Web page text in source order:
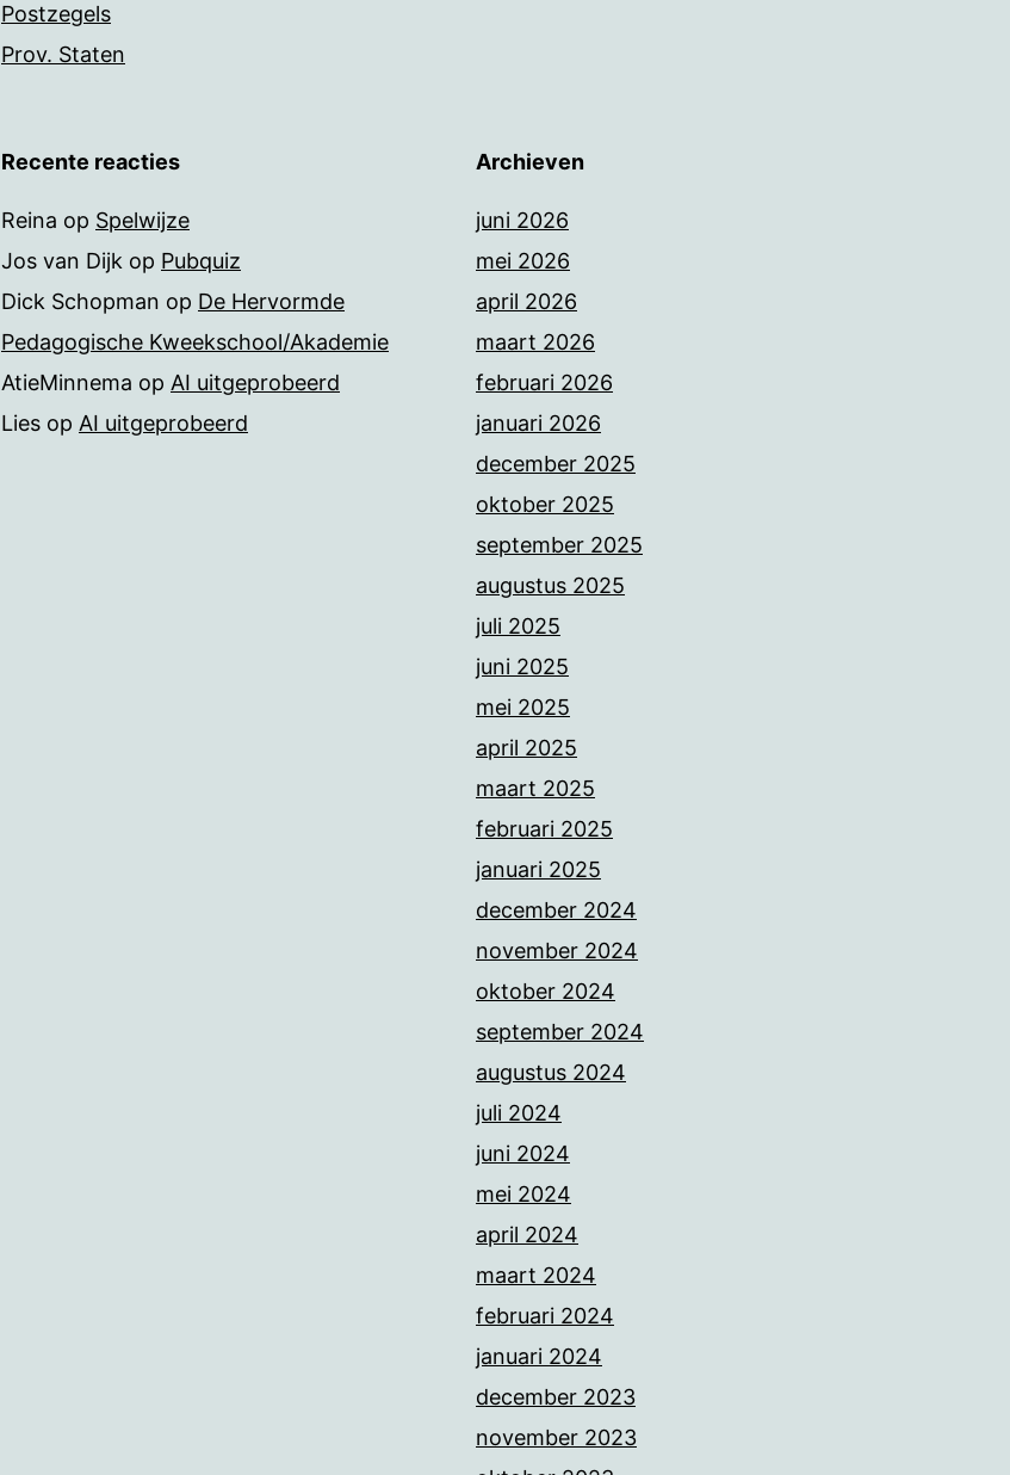
Postzegels
Prov. Staten
Recente reacties
Reina op Spelwijze
Jos van Dijk op Pubquiz
Dick Schopman op De Hervormde
Pedagogische Kweekschool/Akademie
AtieMinnema op AI uitgeprobeerd
Lies op AI uitgeprobeerd
Archieven
juni 2026
mei 2026
april 2026
maart 2026
februari 2026
januari 2026
december 2025
oktober 2025
september 2025
augustus 2025
juli 2025
juni 2025
mei 2025
april 2025
maart 2025
februari 2025
januari 2025
december 2024
november 2024
oktober 2024
september 2024
augustus 2024
juli 2024
juni 2024
mei 2024
april 2024
maart 2024
februari 2024
januari 2024
december 2023
november 2023